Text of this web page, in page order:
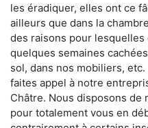
les éradiquer, elles ont ce
ailleurs que dans la
des raisons pour
quelques semaines
sol, dans nos mobiliers,
faites appel à notre
Châtre. Nous disposons de
pour totalement vous en